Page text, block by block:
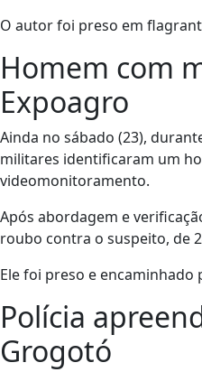
O autor foi preso em
Homem com
Expoagro
Ainda no sábado (23),
militares identificaram um
videomonitoramento.
Após abordagem e
roubo contra o suspeito, de
Ele foi preso e encaminhado
Polícia
Grogotó